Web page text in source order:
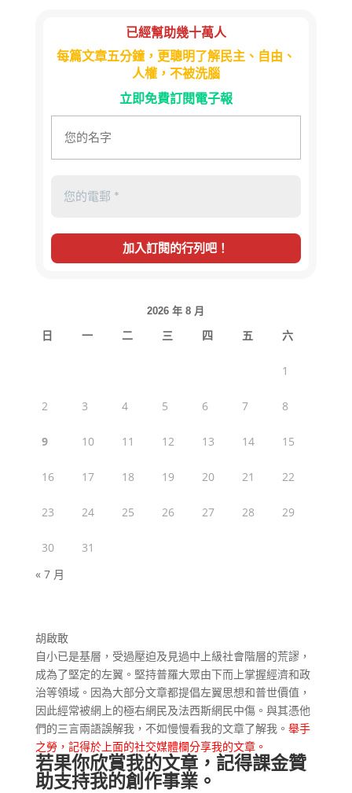
已經幫助幾十萬人
每篇文章五分鐘，更聰明了解民主、自由、
人權，不被洗腦
立即免費訂閱電子報
2026 年 8 月
日 一 二 三 四 五 六
1
2 3 4 5 6 7 8
9 10 11 12 13 14 15
16 17 18 19 20 21 22
23 24 25 26 27 28 29
30
31
« 7 月
胡啟敢
自小已是基層，受過壓迫及見過中上級社會階層的荒謬，
成為了堅定的左翼。堅持普羅大眾由下而上掌握經濟和政
治等領域。因為大部分文章都提倡左翼思想和普世價值，
因此經常被網上的極右網民及法西斯網民中傷。與其憑他
們的三言兩語誤解我，不如慢慢看我的文章了解我。 舉手
之勞，記得於上面的社交媒體欄分享我的文章。
若果你欣賞我的文章，記得課金贊
助支持我的創作事業。